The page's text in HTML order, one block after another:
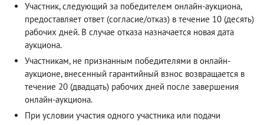
Участник, следующий за победителем онлайн-аукциона,
предоставляет ответ (согласие/отказ) в течение 10 (десять)
рабочих дней. В случае отказа назначается новая дата
аукциона.
Участникам, не признанным победителями в онлайн-
аукционе, внесенный гарантийный взнос возвращается в
течение 20 (двадцать) рабочих дней после завершения
онлайн-аукциона.
При условии участия одного участника или подачи